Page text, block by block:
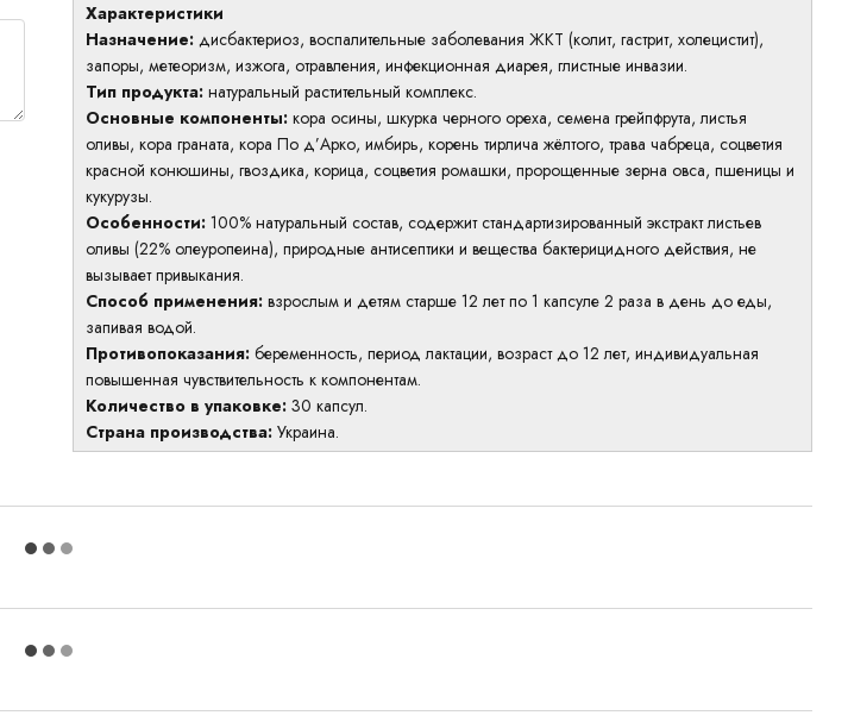
Характеристики
Назначение: дисбактериоз, воспалительные заболевания ЖКТ (колит, гастрит, холецистит),
запоры, метеоризм, изжога, отравления, инфекционная диарея, глистные инвазии.
Тип продукта: натуральный растительный комплекс.
Основные компоненты: кора осины, шкурка черного ореха, семена грейпфрута, листья
оливы, кора граната, кора По д’Арко, имбирь, корень тирлича жёлтого, трава чабреца, соцветия
красной конюшины, гвоздика, корица, соцветия ромашки, пророщенные зерна овса, пшеницы и
кукурузы.
Особенности: 100% натуральный состав, содержит стандартизированный экстракт листьев
оливы (22% олеуропеина), природные антисептики и вещества бактерицидного действия, не
вызывает привыкания.
Способ применения: взрослым и детям старше 12 лет по 1 капсуле 2 раза в день до еды,
запивая водой.
Противопоказания: беременность, период лактации, возраст до 12 лет, индивидуальная
повышенная чувствительность к компонентам.
Количество в упаковке: 30 капсул.
Страна производства: Украина.